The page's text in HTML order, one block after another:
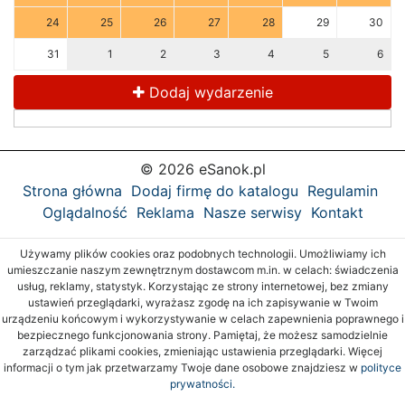
24 25 26 27 28 29 30
31 1 2 3 4 5 6
Dodaj wydarzenie
© 2026 eSanok.pl
Strona główna Dodaj firmę do katalogu Regulamin
Oglądalność Reklama Nasze serwisy Kontakt
Używamy plików cookies oraz podobnych technologii. Umożliwiamy ich
umieszczanie naszym zewnętrznym dostawcom m.in. w celach: świadczenia
usług, reklamy, statystyk. Korzystając ze strony internetowej, bez zmiany
ustawień przeglądarki, wyrażasz zgodę na ich zapisywanie w Twoim
urządzeniu końcowym i wykorzystywanie w celach zapewnienia poprawnego i
bezpiecznego funkcjonowania strony. Pamiętaj, że możesz samodzielnie
zarządzać plikami cookies, zmieniając ustawienia przeglądarki. Więcej
informacji o tym jak przetwarzamy Twoje dane osobowe znajdziesz w polityce
prywatności.